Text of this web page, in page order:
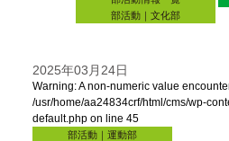
部活動｜文化部
2025年03月24日
Warning: A non-numeric value
/usr/home/aa24834crf/html/cms/wp-
default.php on line 45
部活動｜運動部